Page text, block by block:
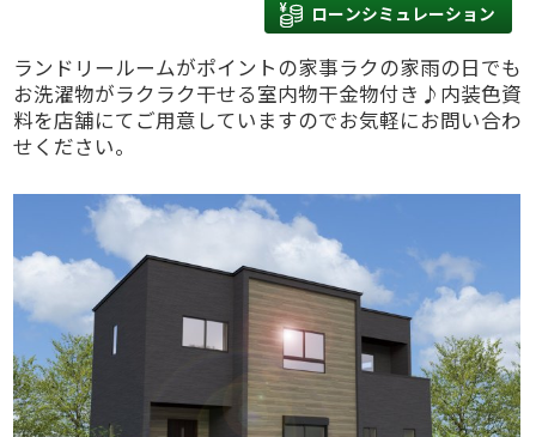
ローンシミュレーション
ランドリールームがポイントの家事ラクの家雨の日でも
お洗濯物がラクラク干せる室内物干金物付き♪内装色資
料を店舗にてご用意していますのでお気軽にお問い合わ
せください。